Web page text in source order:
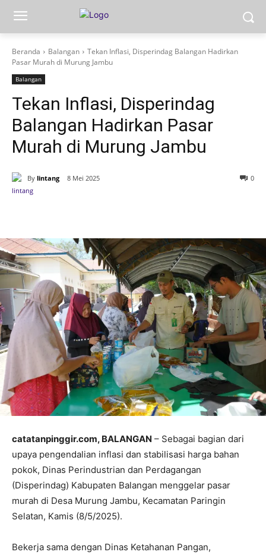
Beranda Balangan
Tekan Inflasi, Disperindag Balangan Hadirkan
Pasar Murah di Murung Jambu
Balangan
Tekan Inflasi, Disperindag
Balangan Hadirkan Pasar
Murah di Murung Jambu
By lintang 8 Mei 2025 0
catatanpinggir.com, BALANGAN – Sebagai bagian dari
upaya pengendalian inflasi dan stabilisasi harga bahan
pokok, Dinas Perindustrian dan Perdagangan
(Disperindag) Kabupaten Balangan menggelar pasar
murah di Desa Murung Jambu, Kecamatan Paringin
Selatan, Kamis (8/5/2025).
Bekerja sama dengan Dinas Ketahanan Pangan,